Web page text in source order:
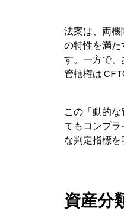
法案は、両機
の特性を満た
す。一方で、
管轄権は
この「動的
てもコンプラ
な判定指標を
資産分